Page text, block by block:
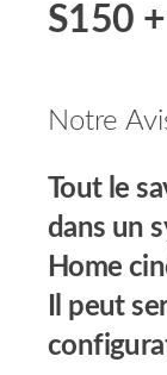
S150
Notre
Tout le
dans un
Home
Il peut